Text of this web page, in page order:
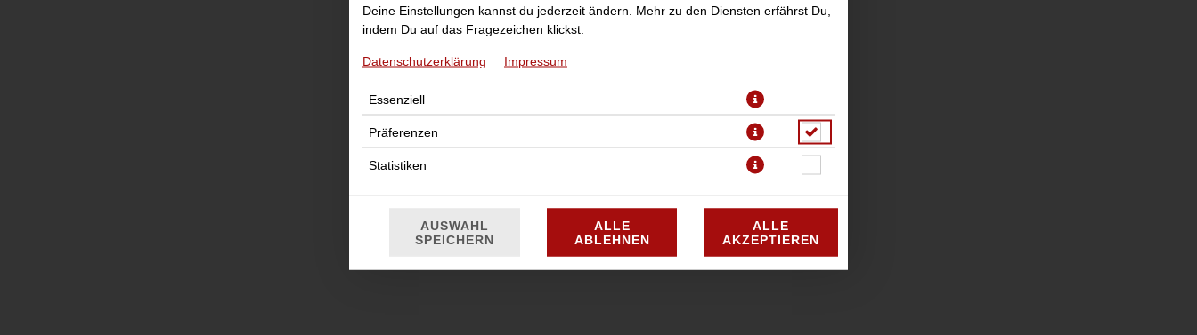
JETZT BESTELLEN
Deine Einstellungen kannst du jederzeit ändern. Mehr zu den Diensten erfährst Du,
indem Du auf das Fragezeichen klickst.
Datenschutzerklärung Impressum
Essenziell
Präferenzen
Statistiken
AUSWAHL
SPEICHERN
ALLE
ABLEHNEN
ALLE
AKZEPTIEREN